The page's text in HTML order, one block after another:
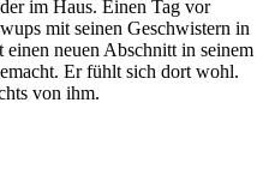
im Haus. Einen Tag vor
mit seinen Geschwistern in
einen neuen Abschnitt in seinem
Er fühlt sich dort wohl.
von ihm.